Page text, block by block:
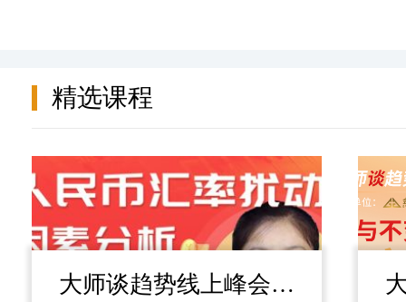
精选课程
大师谈趋势线上峰会第